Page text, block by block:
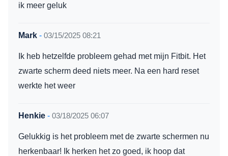
ik meer geluk
Mark - 03/15/2025 08:21
Ik heb hetzelfde probleem gehad met mijn Fitbit. Het
zwarte scherm deed niets meer. Na een hard reset
werkte het weer
Henkie - 03/18/2025 06:07
Gelukkig is het probleem met de zwarte schermen nu
herkenbaar! Ik herken het zo goed, ik hoop dat